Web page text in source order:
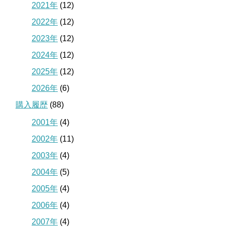
2021年 (12)
2022年 (12)
2023年 (12)
2024年 (12)
2025年 (12)
2026年 (6)
購入履歴 (88)
2001年 (4)
2002年 (11)
2003年 (4)
2004年 (5)
2005年 (4)
2006年 (4)
2007年 (4)